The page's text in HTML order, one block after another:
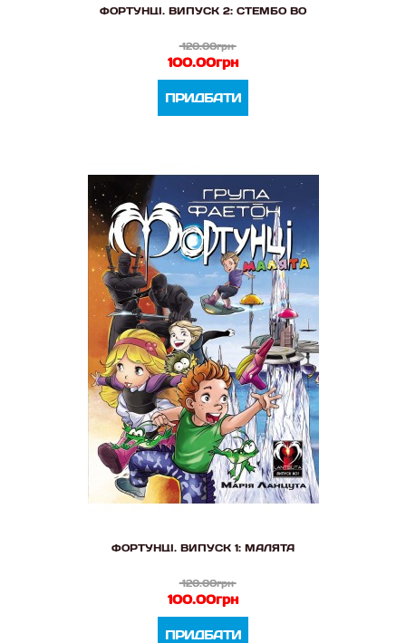
ФОРТУНЦІ. ВИПУСК 2: СТЕМБО ВО
120.00грн
100.00грн
ПРИДБАТИ
ФОРТУНЦІ. ВИПУСК 1: МАЛЯТА
120.00грн
100.00грн
ПРИДБАТИ